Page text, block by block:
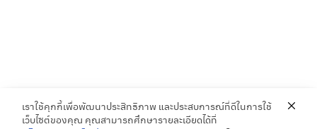
เราใช้คุกกี้เพื่อพัฒนาประสิทธิภาพ และประสบการณ์ที่ดีในการใช้
เว็บไซต์ของคุณ คุณสามารถศึกษารายละเอียดได้ที่